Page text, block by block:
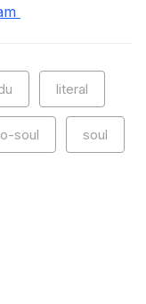
literal
soul soul